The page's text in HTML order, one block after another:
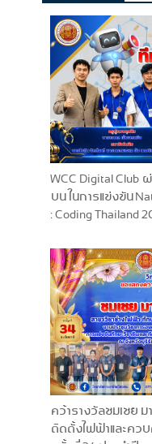
WCC Digital Club
บน ในการแข่งขัน
: Coding Thailand
คว้ารางวัลชมเชย
ติดตั้งไฟฟ้าและคว